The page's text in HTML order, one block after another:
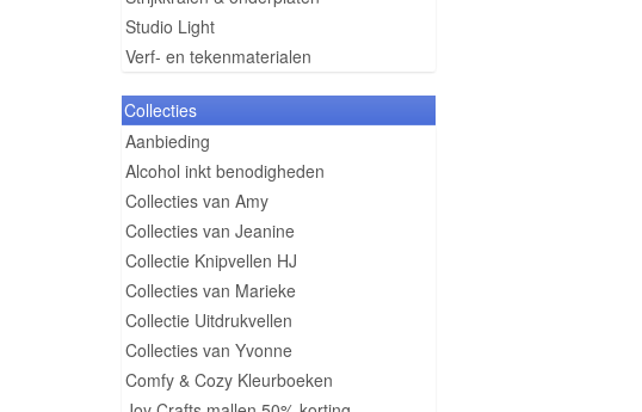
Studio Light
Verf- en tekenmaterialen
Collecties
Aanbieding
Alcohol inkt benodigheden
Collecties van Amy
Collecties van Jeanine
Collectie Knipvellen HJ
Collecties van Marieke
Collectie Uitdrukvellen
Collecties van Yvonne
Comfy & Cozy Kleurboeken